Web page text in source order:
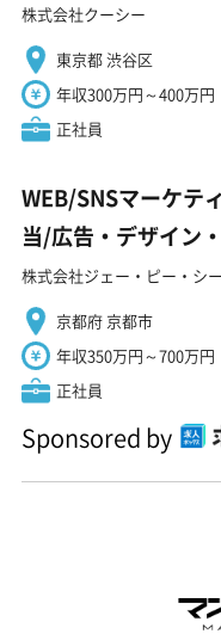
株式会社クーシー
東京都 渋谷区
年収300万円～400万円
正社員
WEB/SNSマーケテ
当/広告・デザイン
株式会社ジェー・ピー・シー
京都府 京都市
年収350万円～700万円
正社員
Sponsored by